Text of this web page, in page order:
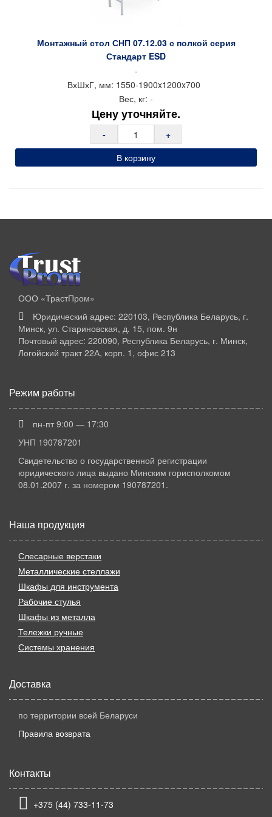
Монтажный стол СНП 07.12.03 с полкой серия
Стандарт ESD
-
ВхШхГ, мм: 1550-1900x1200x700
Вес, кг: -
Цену уточняйте.
-
+
В корзину
ООО «ТрастПром»
Юридический адрес: 220103, Республика Беларусь, г.
Минск, ул. Стариновская, д. 15, пом. 9н
Почтовый адрес: 220090, Республика Беларусь, г. Минск,
Логойский тракт 22А, корп. 1, офис 213
Режим работы
пн-пт 9:00 — 17:30
УНП 190787201
Свидетельство о государственной регистрации
юридического лица выдано Минским горисполкомом
08.01.2007 г. за номером 190787201.
Наша продукция
Слесарные верстаки
Металлические стеллажи
Шкафы для инструмента
Рабочие стулья
Шкафы из металла
Тележки ручные
Системы хранения
Доставка
по территории всей Беларуси
Правила возврата
Контакты
+375 (44) 733-11-73